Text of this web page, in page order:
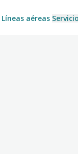
Líneas aéreas